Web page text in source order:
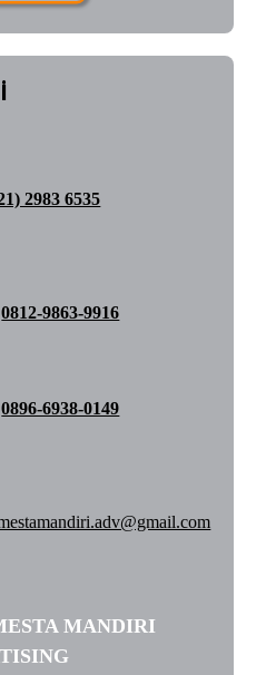
2983 6535
0812-9863-9916
0896-6938-0149
MANDIRI